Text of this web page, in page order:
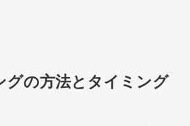
グの方法とタイミング